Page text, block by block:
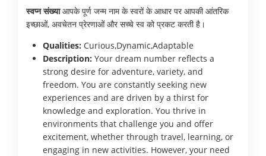
स्वप्न संख्याआपके पूर्ण जन्म नाम के स्वरों के आधार पर आपकी आंतरिक
इच्छाओं, अवचेतन प्रेरणाओं और सच्चे स्व को प्रकट करती है।
Qualities: Curious,Dynamic,Adaptable
Description: Your dream number reflects a
strong desire for adventure, variety, and
freedom. You are constantly seeking new
experiences and are driven by a thirst for
knowledge and exploration. You thrive in
environments that challenge you and offer
excitement, whether through travel, learning, or
engaging in new activities. However, your need